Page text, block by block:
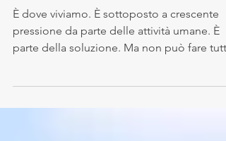
territorio
È dove viviamo. È sottoposto a crescente
pressione da parte delle attività umane. È
da solo....